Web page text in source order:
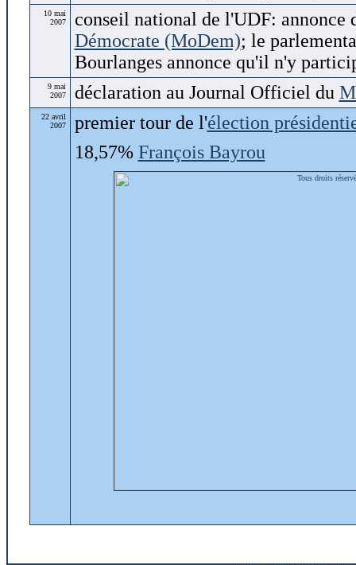
10 mai
2007
conseil national de l'UDF: annonce
Démocrate (MoDem); le
Bourlanges annonce qu'il n'y
9 mai
2007
déclaration au Journal Officiel du
22 avril
2007
premier tour de l'élection
18,57% François Bayrou